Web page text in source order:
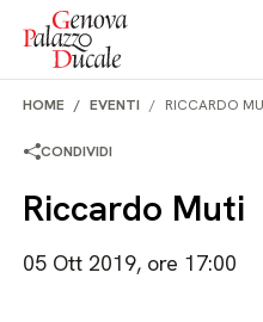
Salta al contenuto
HOME EVENTI RICCARDO
CONDIVIDI
Riccardo Muti
05 Ott 2019, ore 17:00